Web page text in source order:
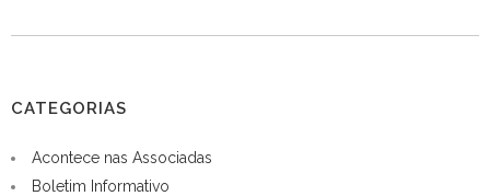
CATEGORIAS
Acontece nas Associadas
Boletim Informativo